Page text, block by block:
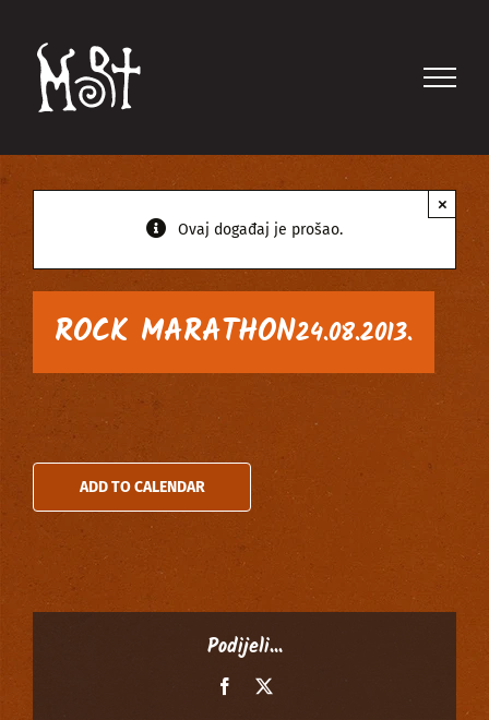
content
Ovaj događaj je prošao.
×
ROCK MARATHON24.08.2013.
ADD TO CALENDAR
Podijeli...
Facebook